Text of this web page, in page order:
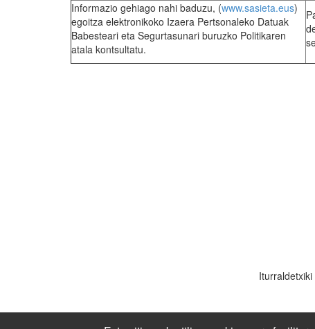
Informazio gehiago nahi baduzu, (www.sasieta.eus)
egoitza elektronikoko Izaera Pertsonaleko Datuak
Babesteari eta Segurtasunari buruzko Politikaren
atala kontsultatu.